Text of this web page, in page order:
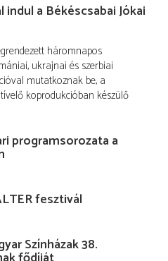
a Békéscsabai Jókai
háromnapos
ukrajnai és szerbiai
mutatkoznak be, a
koprodukcióban készülő
programsorozata a
fesztivál
Színházak 38.